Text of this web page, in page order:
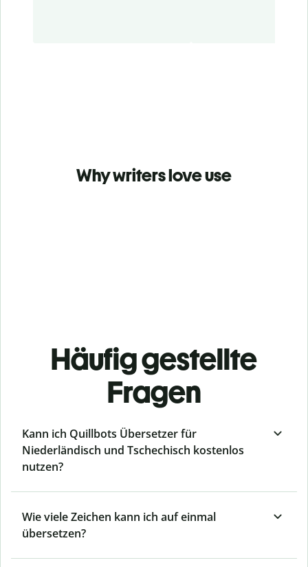
Why writers love use
Häufig gestellte
Fragen
Kann ich Quillbots Übersetzer für
Niederländisch und Tschechisch kostenlos
nutzen?
Wie viele Zeichen kann ich auf einmal
übersetzen?